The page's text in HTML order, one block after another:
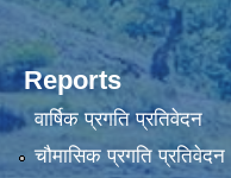
Reports
वार्षिक प्रगति प्रतिवेदन
चौमासिक प्रगति प्रतिवेदन